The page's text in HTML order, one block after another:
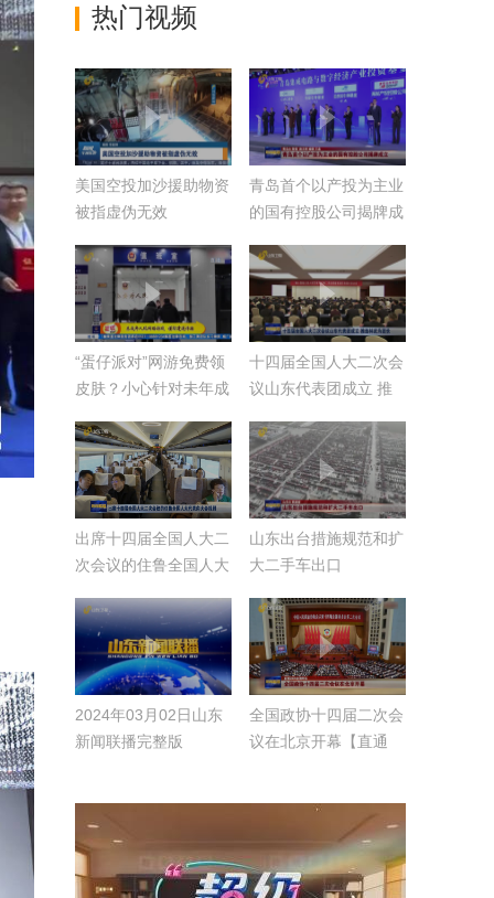
热门视频
美国空投加沙援助物资
被指虚伪无效
青岛首个以产投为主业
的国有控股公司揭牌成
“蛋仔派对”网游免费领
皮肤？小心针对未年成
十四届全国人大二次会
议山东代表团成立 推
出席十四届全国人大二
次会议的住鲁全国人大
山东出台措施规范和扩
大二手车出口
2024年03月02日山东
新闻联播完整版
全国政协十四届二次会
议在北京开幕【直通